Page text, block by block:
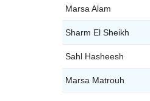
Marsa Alam
Sharm El Sheikh
Sahl Hasheesh
Marsa Matrouh